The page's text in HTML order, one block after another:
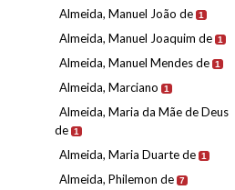
Almeida, Manuel João de 1
Almeida, Manuel Joaquim de 1
Almeida, Manuel Mendes de 1
Almeida, Marciano 1
Almeida, Maria da Mãe de Deus
de 1
Almeida, Maria Duarte de 1
Almeida, Philemon de 7